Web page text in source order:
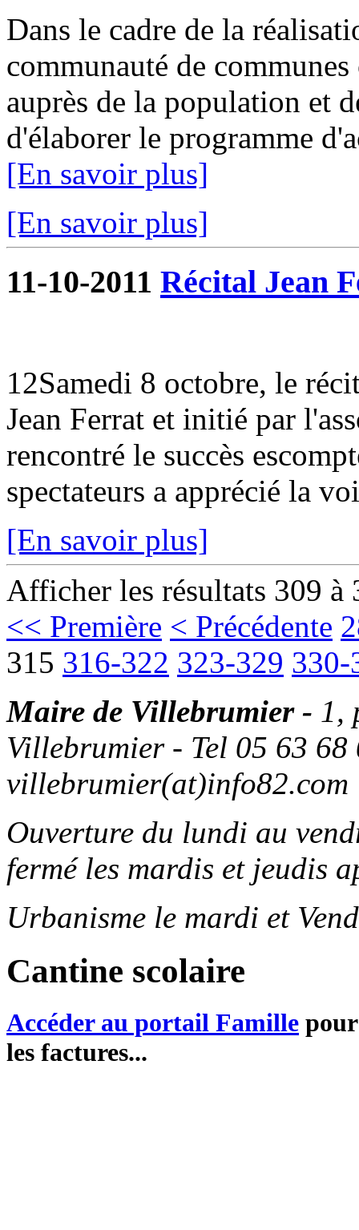
Dans le cadre de la
communauté de
auprès de la population et
d'élaborer le programme
[En savoir plus]
[En savoir plus]
11-10-2011 Récital Jean
12Samedi 8 octobre, le
Jean Ferrat et initié par
rencontré le succès
spectateurs a apprécié la
[En savoir plus]
Afficher les résultats 309 à
<< Première < Précédente
315 316-322 323-329 330-
Maire de Villebrumier - 1,
Villebrumier - Tel 05 63
villebrumier(at)info82.com
Ouverture du lundi au
fermé les mardis et jeudis
Urbanisme le mardi et
Cantine scolaire
Accéder au portail Famille
les factures...